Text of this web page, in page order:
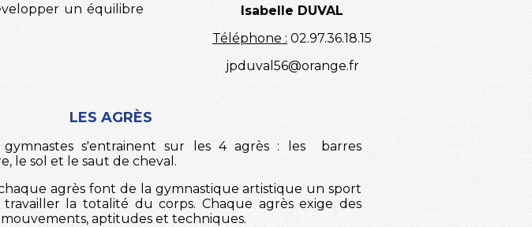
un équilibre
Isabelle DUVAL
Téléphone : 02.97.36.18.15
jpduval56@orange.fr
LES AGRÈS
s'entrainent sur les 4 agrès : les barres
le sol et le saut de cheval.
agrès font de la gymnastique artistique un sport
la totalité du corps. Chaque agrès exige des
aptitudes et techniques.